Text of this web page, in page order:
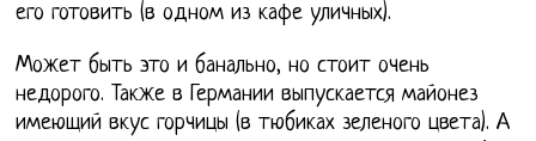
его готовить (в одном из кафе уличных).
Может быть это и банально, но стоит очень
недорого. Также в Германии выпускается майонез
имеющий вкус горчицы (в тюбиках зеленого цвета). А